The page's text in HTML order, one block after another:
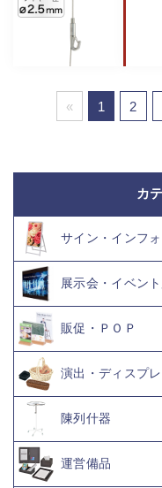
« 1 2
カ
サイン・インフ
展示会・イベン
販促・ＰＯＰ
演出・ディスプレ
陳列什器
運営備品